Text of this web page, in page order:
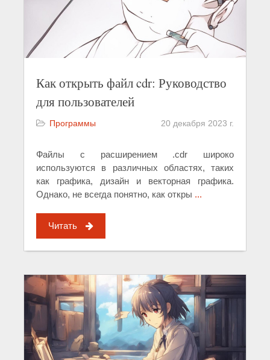
Как открыть файл cdr: Руководство
для пользователей
Программы 20 декабря 2023 г.
Файлы с расширением .cdr широко
используются в различных областях, таких
как графика, дизайн и векторная графика.
Однако, не всегда понятно, как откры ...
Читать